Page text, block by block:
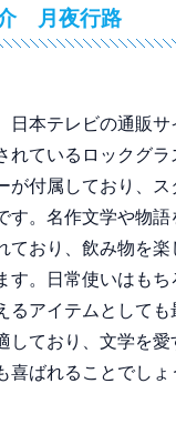
月夜行路
日本テレビの通販
れているロックグ
が付属しており、
す。名作文学や物語
ており、飲み物を
す。日常使いはも
るアイテムとしても
しており、文学を
喜ばれることでしょ